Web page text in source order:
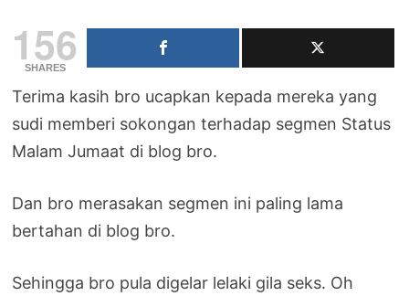
156
SHARES
Terima kasih bro ucapkan kepada mereka yang
sudi memberi sokongan terhadap segmen Status
Malam Jumaat di blog bro.
Dan bro merasakan segmen ini paling lama
bertahan di blog bro.
Sehingga bro pula digelar lelaki gila seks. Oh